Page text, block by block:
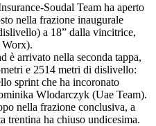
Soudal Team ha aperto
nella frazione inaugurale
a 18” dalla vincitrice,
Worx).
è arrivato nella seconda tappa,
e 2514 metri di dislivello:
sprint che ha incoronato
Wlodarczyk (Uae Team).
nella frazione conclusiva, a
trentina ha chiuso undicesima.